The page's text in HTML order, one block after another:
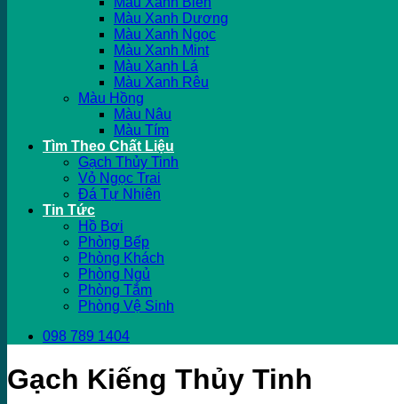
Màu Xanh Dương
Màu Xanh Ngọc
Màu Xanh Mint
Màu Xanh Lá
Màu Xanh Rêu
Màu Hồng
Màu Nâu
Màu Tím
Tìm Theo Chất Liệu
Gạch Thủy Tinh
Vỏ Ngọc Trai
Đá Tự Nhiên
Tin Tức
Hồ Bơi
Phòng Bếp
Phòng Khách
Phòng Ngủ
Phòng Tắm
Phòng Vệ Sinh
098 789 1404
Gạch Kiếng Thủy Tinh